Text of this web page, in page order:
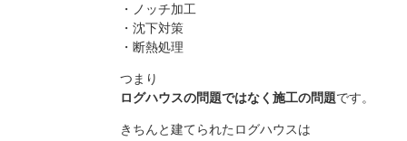
・ノッチ加工
・沈下対策
・断熱処理
つまり
ログハウスの問題ではなく施工の問題です。
きちんと建てられたログハウスは